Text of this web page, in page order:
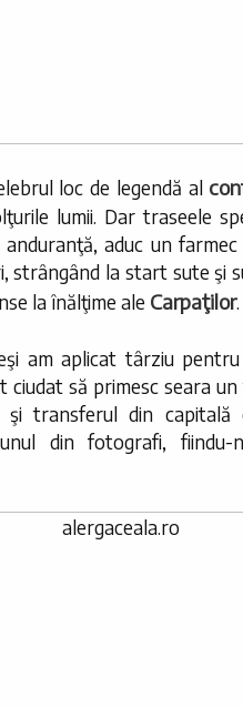
loc de legendă al
lumii. Dar traseele
aduc un
strângând la start sute şi
la înălţime ale Carpaţilor.
am aplicat târziu
să primesc seara
şi transferul din
din fotografi, fiindu-